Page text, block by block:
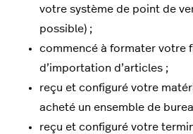
votre système de point de
possible) ;
commencé à formater votre
d’importation d’articles ;
reçu et configuré votre
acheté un ensemble de
reçu et configuré votre